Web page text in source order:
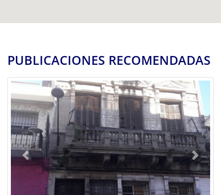
PUBLICACIONES RECOMENDADAS
Previous Next